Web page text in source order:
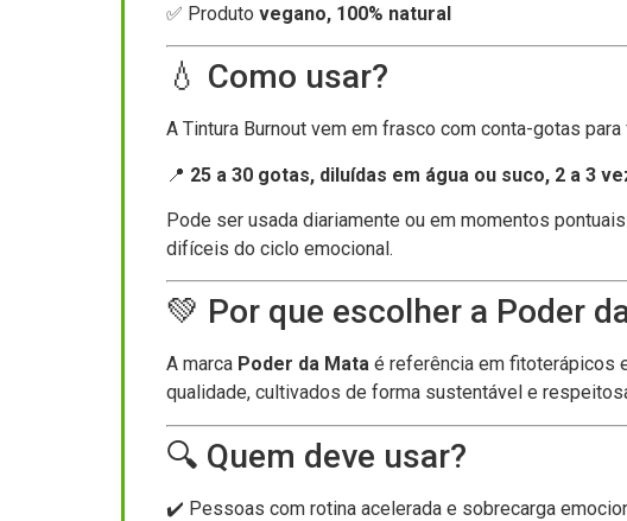
✅ Produto vegano, 100% natural
💧 Como usar?
A Tintura Burnout vem em frasco com conta-gotas
📍 25 a 30 gotas, diluídas em água ou suco, 2 a 3
Pode ser usada diariamente ou em momentos
difíceis do ciclo emocional.
💚 Por que escolher a Poder
A marca Poder da Mata é referência em fitoterápicos
qualidade, cultivados de forma sustentável e
🔍 Quem deve usar?
✔️ Pessoas com rotina acelerada e sobrecarga